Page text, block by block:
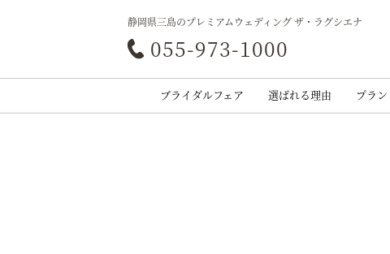
静岡県三島のプレミアムウェディング ザ・ラグシエナ
055-973-1000
ブライダルフェア 選ばれる理由 プラン